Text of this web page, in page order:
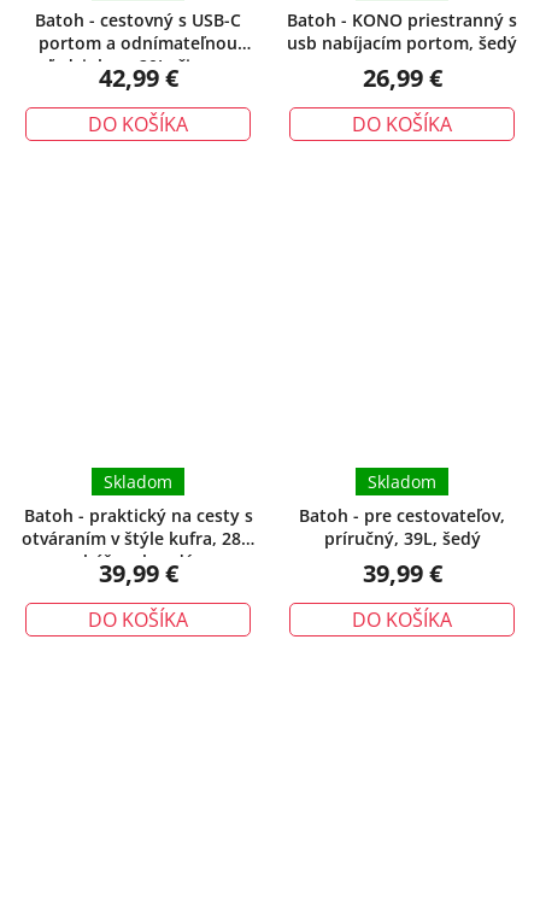
Batoh - cestovný s USB-C
portom a odnímateľnou
ľadvinkou, 20L, čierny
42,99 €
DO KOŠÍKA
Batoh - KONO priestranný s
usb nabíjacím portom, šedý
26,99 €
DO KOŠÍKA
Batoh - praktický na cesty s
otváraním v štýle kufra, 28L,
béžovohnedý
Skladom
39,99 €
DO KOŠÍKA
Batoh - pre cestovateľov,
príručný, 39L, šedý
Skladom
39,99 €
DO KOŠÍKA